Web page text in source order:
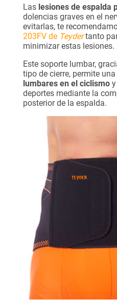
Las lesiones de espalda
dolencias graves en el
evitarlas, te
203FV de Teyder tanto
minimizar estas lesiones.
Este soporte lumbar,
tipo de cierre, permite una
lumbares en el ciclismo
deportes mediante la
posterior de la espalda.